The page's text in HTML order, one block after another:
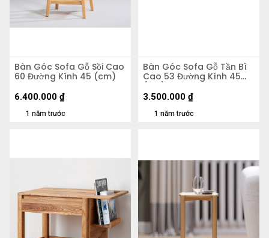
Bàn Góc Sofa Gỗ Sồi Cao
60 Đường Kính 45 (cm)
1 năm trước
6.400.000 ₫
Bàn Góc Sofa Gỗ Tần Bì
Cao 53 Đường Kính 45
(cm)
1 năm trước
3.500.000 ₫